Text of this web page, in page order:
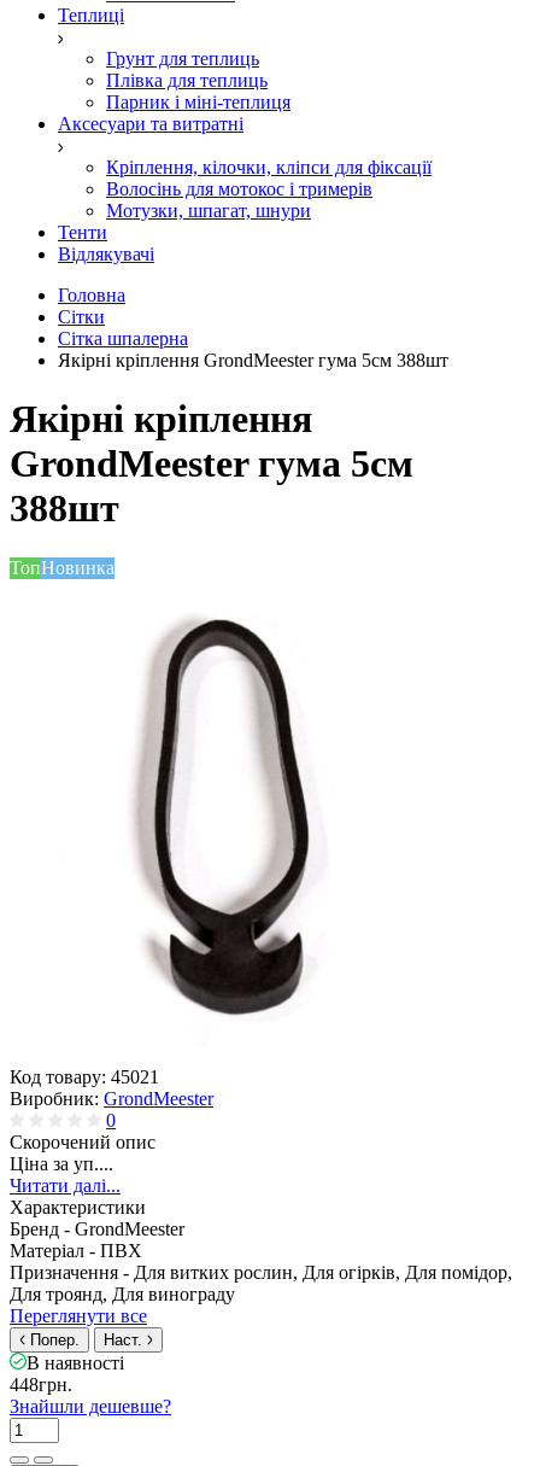
Теплиці
Грунт для теплиць
Плівка для теплиць
Парник і міні-теплиця
Аксесуари та витратні
Кріплення, кілочки, кліпси для фіксації
Волосінь для мотокос і тримерів
Мотузки, шпагат, шнури
Тенти
Відлякувачі
Головна
Сітки
Сітка шпалерна
Якірні кріплення GrondMeester гума 5см 388шт
Якірні кріплення
GrondMeester гума 5см
388шт
ТопНовинка
Код товару: 45021
Виробник: GrondMeester
0
Скорочений опис
Ціна за уп....
Читати далі...
Характеристики
Бренд - GrondMeester
Матеріал - ПВХ
Призначення - Для витких рослин, Для огірків, Для помідор,
Для троянд, Для винограду
Переглянути все
Попер. Наст.
В наявності
448грн.
Знайшли дешевше?